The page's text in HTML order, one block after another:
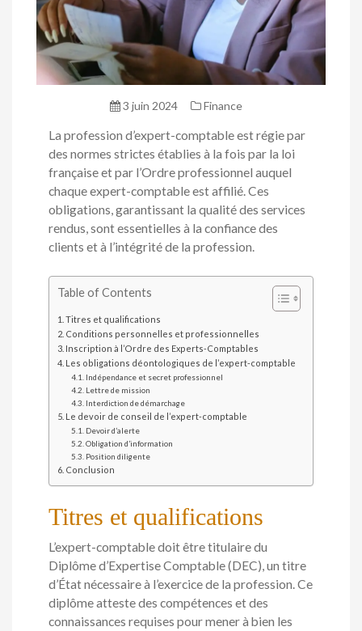
3 juin 2024 Finance
La profession d’expert-comptable est régie par
des normes strictes établies à la fois par la loi
française et par l’Ordre professionnel auquel
chaque expert-comptable est affilié. Ces
obligations, garantissant la qualité des services
rendus, sont essentielles à la confiance des
clients et à l’intégrité de la profession.
Table of Contents
Titres et qualifications
Conditions personnelles et professionnelles
Inscription à l’Ordre des Experts-Comptables
Les obligations déontologiques de l’expert-comptable
Indépendance et secret professionnel
Lettre de mission
Interdiction de démarchage
Le devoir de conseil de l’expert-comptable
Devoir d’alerte
Obligation d’information
Position diligente
Conclusion
Titres et qualifications
L’expert-comptable doit être titulaire du
Diplôme d’Expertise Comptable (DEC), un titre
d’État nécessaire à l’exercice de la profession. Ce
diplôme atteste des compétences et des
connaissances requises pour mener à bien les